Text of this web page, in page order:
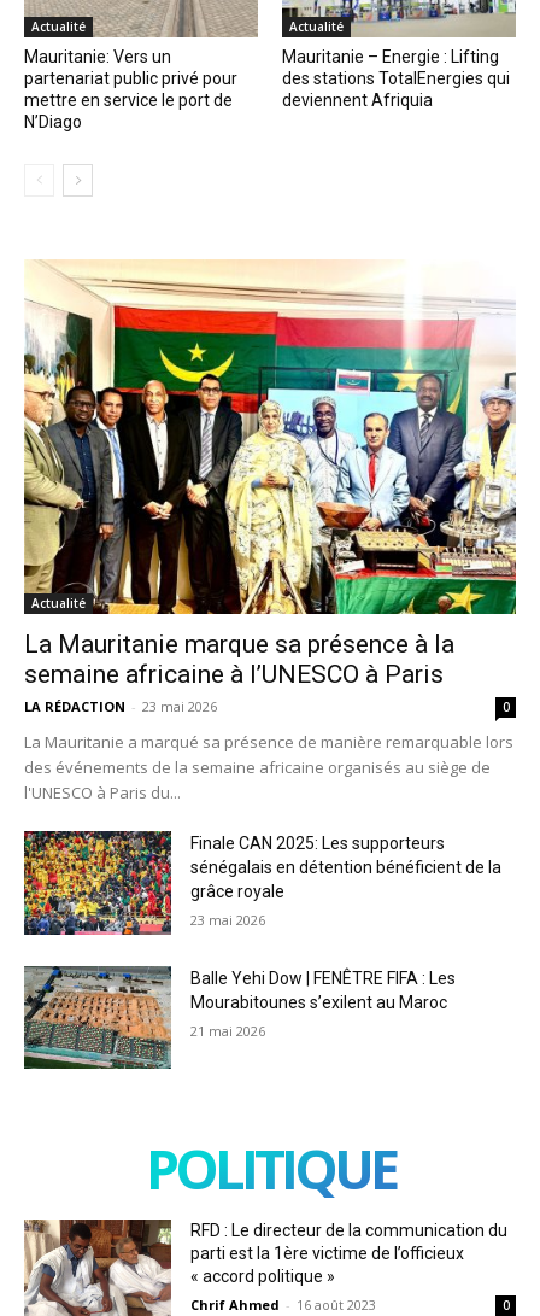
Actualité
Mauritanie: Vers un
partenariat public privé pour
mettre en service le port de
N’Diago
Actualité
Mauritanie – Energie : Lifting
des stations TotalEnergies qui
deviennent Afriquia
Actualité
La Mauritanie marque sa présence à la
semaine africaine à l’UNESCO à Paris
LA RÉDACTION - 23 mai 2026 0
La Mauritanie a marqué sa présence de manière remarquable lors
des événements de la semaine africaine organisés au siège de
l'UNESCO à Paris du...
Finale CAN 2025: Les supporteurs
sénégalais en détention bénéficient de la
grâce royale
23 mai 2026
Balle Yehi Dow | FENÊTRE FIFA : Les
Mourabitounes s’exilent au Maroc
21 mai 2026
POLITIQUE
RFD : Le directeur de la communication du
parti est la 1ère victime de l’officieux
« accord politique »
Chrif Ahmed - 16 août 2023 0